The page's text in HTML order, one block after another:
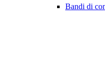
Bandi di